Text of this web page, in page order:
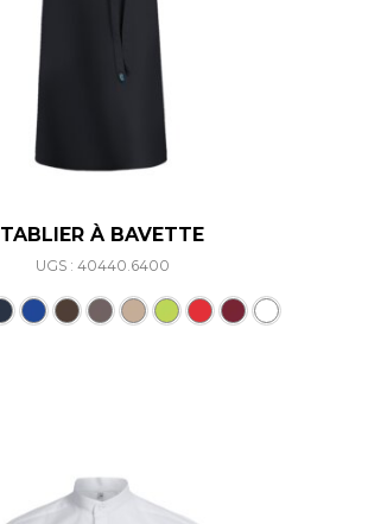
TABLIER À BAVETTE
UGS : 40440.6400